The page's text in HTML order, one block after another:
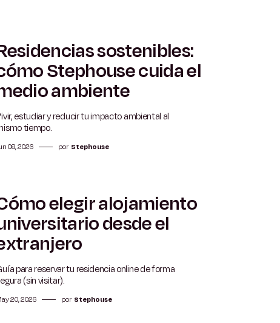
5 min sostenibles:
Stephouse cuida el
ambiente
estudiar y reducir tu impacto ambiental al
tiempo.
08, 2026 por Stephouse
5 min elegir alojamiento
desde el
para reservar tu residencia online de forma
(sin visitar).
20, 2026 por Stephouse